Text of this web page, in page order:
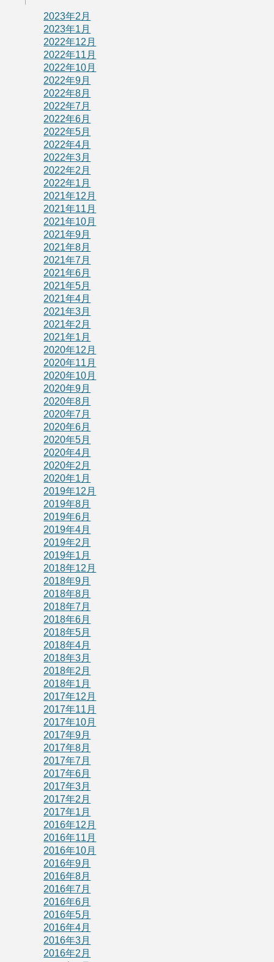
2023年2月
2023年1月
2022年12月
2022年11月
2022年10月
2022年9月
2022年8月
2022年7月
2022年6月
2022年5月
2022年4月
2022年3月
2022年2月
2022年1月
2021年12月
2021年11月
2021年10月
2021年9月
2021年8月
2021年7月
2021年6月
2021年5月
2021年4月
2021年3月
2021年2月
2021年1月
2020年12月
2020年11月
2020年10月
2020年9月
2020年8月
2020年7月
2020年6月
2020年5月
2020年4月
2020年2月
2020年1月
2019年12月
2019年8月
2019年6月
2019年4月
2019年2月
2019年1月
2018年12月
2018年9月
2018年8月
2018年7月
2018年6月
2018年5月
2018年4月
2018年3月
2018年2月
2018年1月
2017年12月
2017年11月
2017年10月
2017年9月
2017年8月
2017年7月
2017年6月
2017年3月
2017年2月
2017年1月
2016年12月
2016年11月
2016年10月
2016年9月
2016年8月
2016年7月
2016年6月
2016年5月
2016年4月
2016年3月
2016年2月